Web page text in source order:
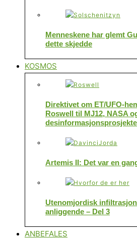
Menneskene har glemt
dette skjedde
KOSMOS
Direktivet om ET/UFO-
Roswell til MJ12, NASA
Artemis II: Det var en
Utenomjordisk
anliggende – Del 3
ANBEFALES